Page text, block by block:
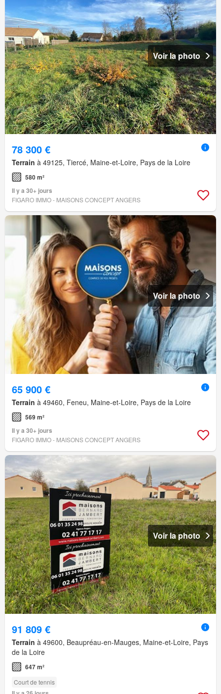
Voir la photo
78 300 €
Terrain à 49125, Tiercé, Maine-et-Loire, Pays de la Loire
580 m²
Il y a 30+ jours
FIGARO IMMO - MAISONS CONCEPT ANGERS
Voir la photo
65 900 €
Terrain à 49460, Feneu, Maine-et-Loire, Pays de la Loire
569 m²
Il y a 30+ jours
FIGARO IMMO - MAISONS CONCEPT ANGERS
Voir la photo
91 809 €
Terrain à 49600, Beaupréau-en-Mauges, Maine-et-Loire, Pays
de la Loire
647 m²
Court de tennis